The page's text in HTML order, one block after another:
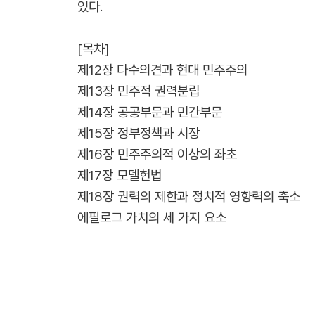
있다.
[목차]
제12장 다수의견과 현대 민주주의
제13장 민주적 권력분립
제14장 공공부문과 민간부문
제15장 정부정책과 시장
제16장 민주주의적 이상의 좌초
제17장 모델헌법
제18장 권력의 제한과 정치적 영향력의 축소
에필로그 가치의 세 가지 요소